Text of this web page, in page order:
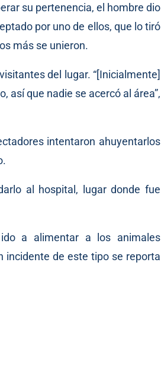
su pertenencia, el hombre dio
por uno de ellos, que lo tiró
más se unieron.
del lugar. “[Inicialmente]
así que nadie se acercó al área”,
intentaron ahuyentarlos
al hospital, lugar donde fue
a alimentar a los animales
incidente de este tipo se reporta